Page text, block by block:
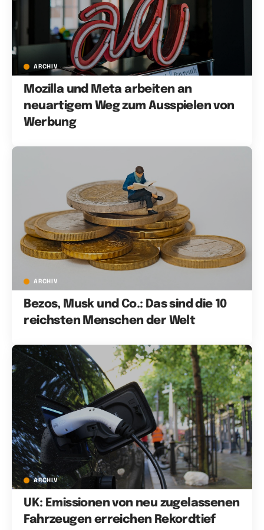
ARCHIV
Mozilla und Meta arbeiten an
neuartigem Weg zum Ausspielen von
Werbung
ARCHIV
Bezos, Musk und Co.: Das sind die 10
reichsten Menschen der Welt
ARCHIV
UK: Emissionen von neu zugelassenen
Fahrzeugen erreichen Rekordtief